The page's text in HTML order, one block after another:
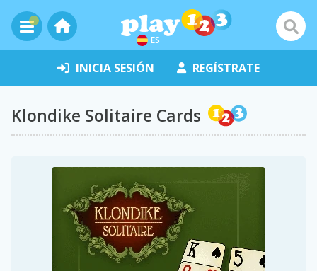
ES
INICIA SESIÓN REGÍSTRATE
Klondike Solitaire Cards